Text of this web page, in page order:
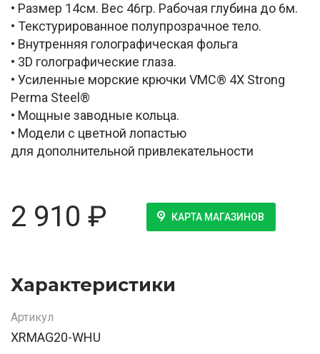
• Размер 14см. Вес 46гр. Рабочая глубина до 6м.
• Текстурированное полупрозрачное тело.
• Внутренняя голографическая фольга
• 3D голографические глаза.
• Усиленные морские крючки VMC® 4X Strong
Perma Steel®
• Мощные заводные кольца.
• Модели с цветной лопастью
для дополнительной привлекательности
2 910 ₽ КАРТА МАГАЗИНОВ
Характеристики
Артикул
XRMAG20-WHU